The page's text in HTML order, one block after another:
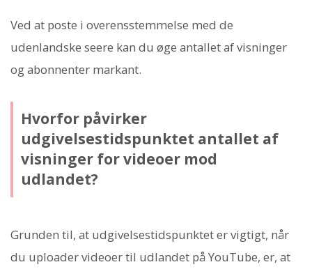
Ved at poste i overensstemmelse med de
udenlandske seere kan du øge antallet af visninger
og abonnenter markant.
Hvorfor påvirker
udgivelsestidspunktet antallet af
visninger for videoer mod
udlandet?
Grunden til, at udgivelsestidspunktet er vigtigt, når
du uploader videoer til udlandet på YouTube, er, at